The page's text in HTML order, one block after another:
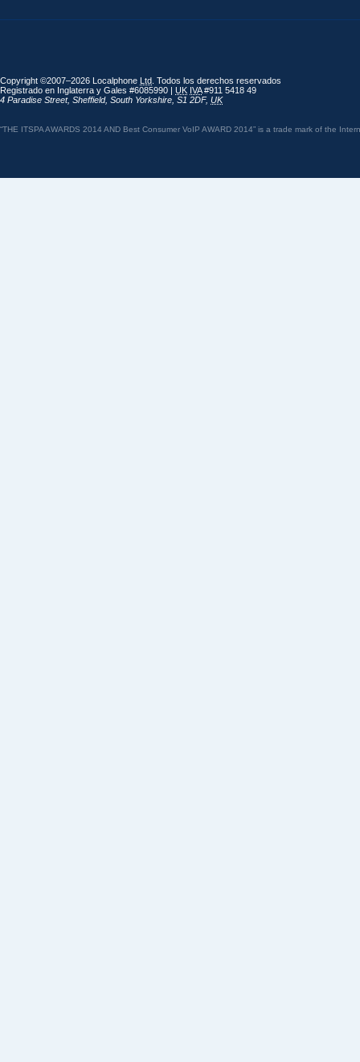
Copyright ©2007–2026 Localphone Ltd . Todos los derechos reservados
Registrado en Inglaterra y Gales #6085990 | UK IVA#911 5418 49
4 Paradise Street, Sheffield, South Yorkshire S1 2DF, UK
“THE ITSPA AWARDS 2014 AND Best Consumer VoIP AWARD 2014” is a trade mark of the